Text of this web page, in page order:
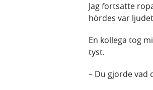
Jag fortsatte
hördes var
En kollega tog
tyst.
– Du gjorde vad